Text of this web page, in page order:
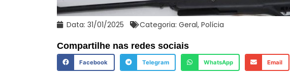
Data: 31/01/2025 Categoria: Geral, Polícia
Compartilhe nas redes sociais
Facebook Telegram WhatsApp Email